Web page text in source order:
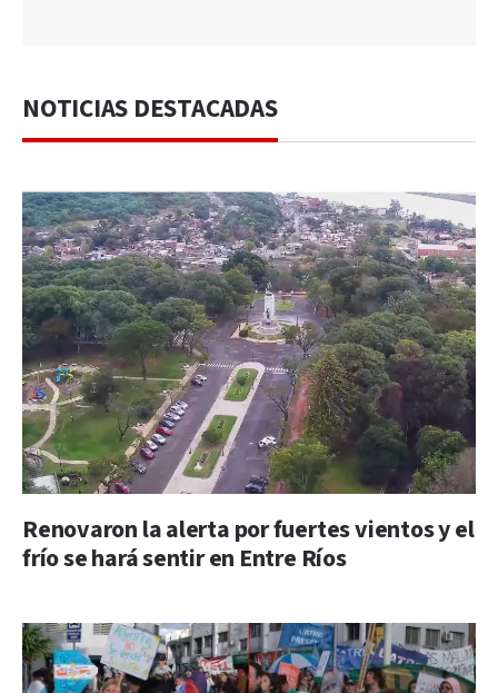
NOTICIAS DESTACADAS
Renovaron la alerta por fuertes vientos y el
frío se hará sentir en Entre Ríos